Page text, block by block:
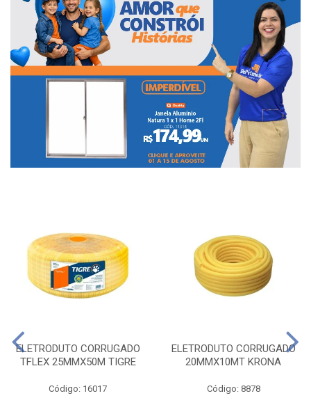
ELETRODUTO CORRUGADO
TFLEX 25MMX50M TIGRE
Código: 16017
ELETRODUTO CORRUGADO
20MMX10MT KRONA
Código: 8878